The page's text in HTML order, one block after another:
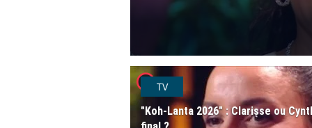
player2TV
"Koh-Lanta 2026" : Clarisse ou